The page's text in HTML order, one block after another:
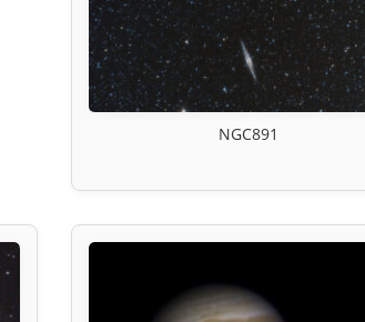
NGC891